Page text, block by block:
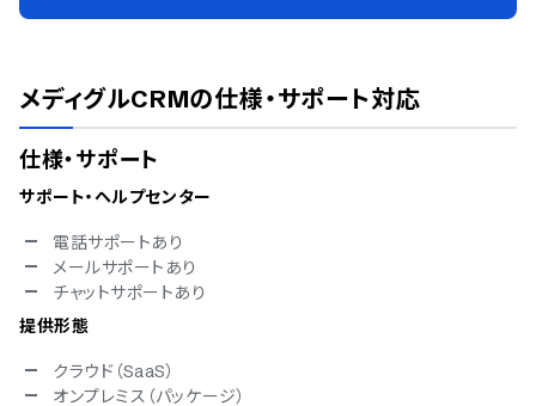
メディグルCRMの仕様・サポート対応
仕様・サポート
サポート・ヘルプセンター
電話サポートあり
メールサポートあり
チャットサポートあり
提供形態
クラウド（SaaS）
オンプレミス（パッケージ）